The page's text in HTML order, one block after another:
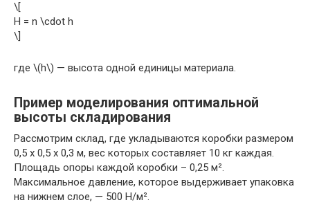
\[
H = n \cdot h
\]
где \(h\) — высота одной единицы материала.
Пример моделирования оптимальной
высоты складирования
Рассмотрим склад, где укладываются коробки размером
0,5 х 0,5 х 0,3 м, вес которых составляет 10 кг каждая.
Площадь опоры каждой коробки – 0,25 м².
Максимальное давление, которое выдерживает упаковка
на нижнем слое, — 500 Н/м².